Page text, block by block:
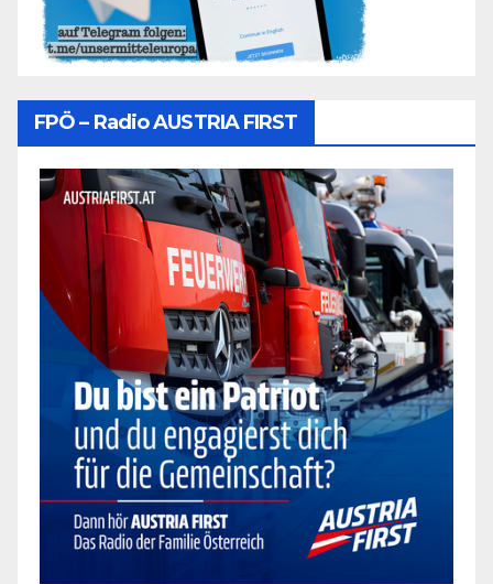
FPÖ – Radio AUSTRIA FIRST